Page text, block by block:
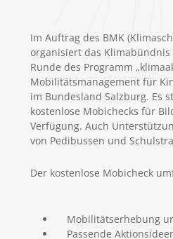
Im Auftrag des BMK
organisiert das Klimabündnis
Runde des Programm
Mobilitätsmanagement für
im Bundesland Salzburg. Es
kostenlose Mobichecks für
Verfügung. Auch
von Pedibussen und
Der kostenlose Mobicheck
Mobilitätserhebung
Passende